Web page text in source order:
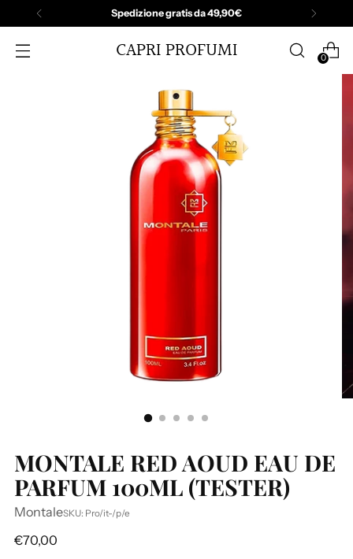
Spedizione gratis da 49,90€
CAPRI PROFUMI 0
MONTALE RED AOUD EAU DE
PARFUM 100ML (TESTER)
MontaleSKU: Pro/it-/p/e
P
€70,00